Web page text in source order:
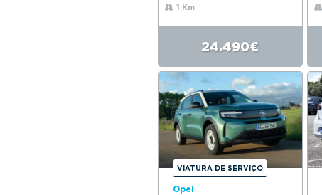
1 Km
24.490€
VIATURA DE SERVIÇO
Opel